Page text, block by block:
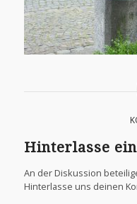
Hinterlasse
An der Diskussion
Hinterlasse uns deinen